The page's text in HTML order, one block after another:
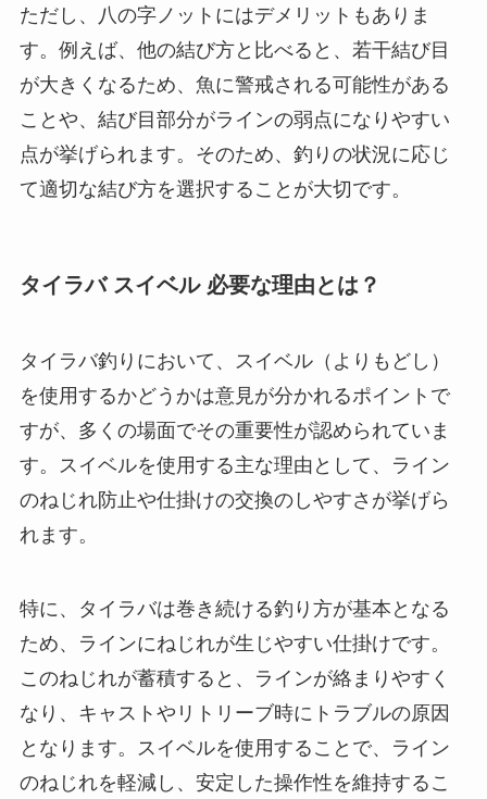
ただし、八の字ノットにはデメリットもありま
す。例えば、他の結び方と比べると、若干結び目
が大きくなるため、魚に警戒される可能性がある
ことや、結び目部分がラインの弱点になりやすい
点が挙げられます。そのため、釣りの状況に応じ
て適切な結び方を選択することが大切です。
タイラバ スイベル 必要な理由とは？
タイラバ釣りにおいて、スイベル（よりもどし）
を使用するかどうかは意見が分かれるポイントで
すが、多くの場面でその重要性が認められていま
す。スイベルを使用する主な理由として、ライン
のねじれ防止や仕掛けの交換のしやすさが挙げら
れます。
特に、タイラバは巻き続ける釣り方が基本となる
ため、ラインにねじれが生じやすい仕掛けです。
このねじれが蓄積すると、ラインが絡まりやすく
なり、キャストやリトリーブ時にトラブルの原因
となります。スイベルを使用することで、ライン
のねじれを軽減し、安定した操作性を維持するこ